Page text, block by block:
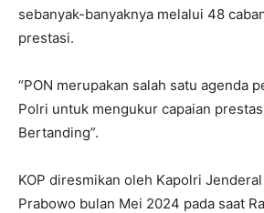
sebanyak-banyaknya melalui 48
prestasi.
“PON merupakan salah satu agenda
Polri untuk mengukur capaian
Bertanding”.
KOP diresmikan oleh Kapolri
Prabowo bulan Mei 2024 pada saat